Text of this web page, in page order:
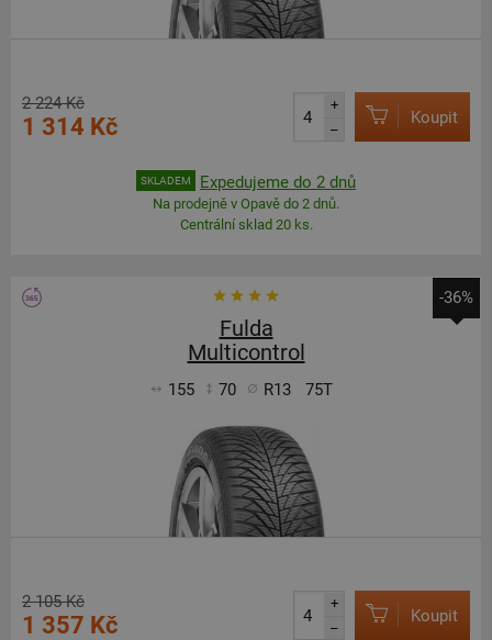
2 224 Kč
1 314 Kč
+
–
Koupit
SKLADEM Expedujeme do 2 dnů
Na prodejně v Opavě do 2 dnů.
Centrální sklad 20 ks.
-36%
Fulda
Multicontrol
155 70 R13 75T
2 105 Kč
1 357 Kč
+
–
Koupit